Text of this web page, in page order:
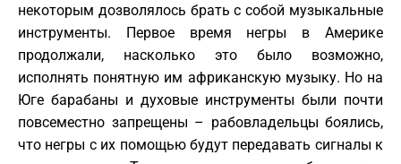
некоторым дозволялось брать с собой музыкальные
инструменты. Первое время негры в Америке
продолжали, насколько это было возможно,
исполнять понятную им африканскую музыку. Но на
Юге барабаны и духовые инструменты были почти
повсеместно запрещены – рабовладельцы боялись,
что негры с их помощью будут передавать сигналы к